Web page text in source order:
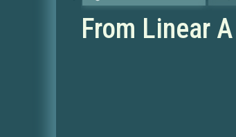
From Linear